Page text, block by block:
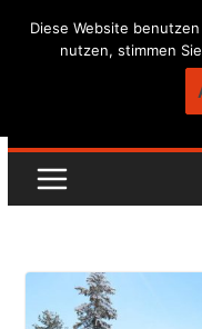
SkipDiese Website
nutzen, stimmen